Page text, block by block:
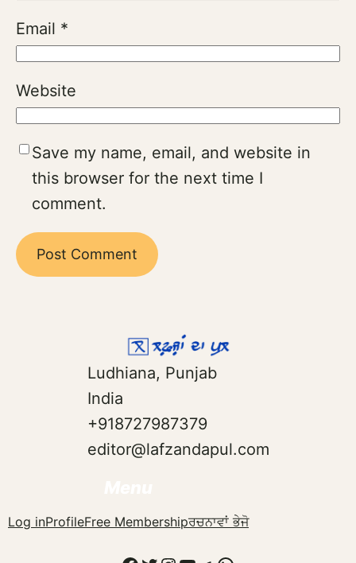
Email *
Website
Save my name, email, and website in
this browser for the next time I
comment.
Ludhiana, Punjab
India
+918727987379
editor@lafzandapul.com
Log inProfileFree Membershipਰਚਨਾਵਾਂ ਭੇਜੋ